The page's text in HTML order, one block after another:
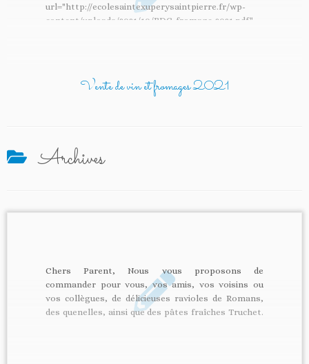
url="http://ecolesaintexuperysaintpierre.fr/wp-
content/uploads/2021/10/BDC-fromage-2021.pdf"
Vente de vin et fromages 2021
Archives
Chers Parent, Nous vous proposons de
commander pour vous, vos amis, vos voisins ou
vos collègues, de délicieuses ravioles de Romans,
des quenelles, ainsi que des pâtes fraîches Truchet.